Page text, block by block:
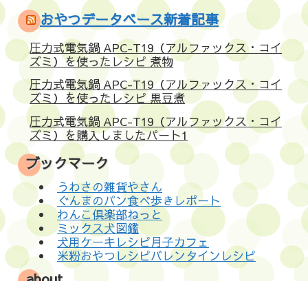
おやつデータベース新着記事
圧力式電気鍋 APC-T19（アルファックス・コイ
ズミ）を使ったレシピ 煮物
圧力式電気鍋 APC-T19（アルファックス・コイ
ズミ）を使ったレシピ 黒豆煮
圧力式電気鍋 APC-T19（アルファックス・コイ
ズミ）を購入しましたパート1
ブックマーク
うわさの雑貨やさん
ぐんまのパン食べ歩きレポート
わんこ倶楽部ねっと
ミックス犬図鑑
犬用ケーキレシピ月子カフェ
米粉おやつレシピバレンタインレシピ